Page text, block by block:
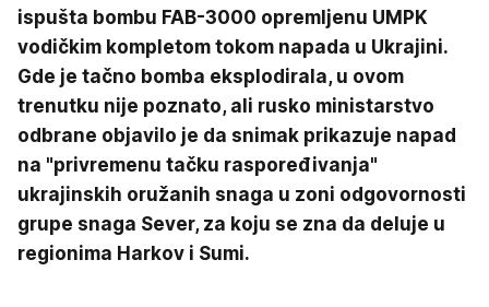
ispušta bombu FAB-3000 opremljenu UMPK
vodičkim kompletom tokom napada u Ukrajini.
Gde je tačno bomba eksplodirala, u ovom
trenutku nije poznato, ali rusko ministarstvo
odbrane objavilo je da snimak prikazuje napad
na "privremenu tačku raspoređivanja"
ukrajinskih oružanih snaga u zoni odgovornosti
grupe snaga Sever, za koju se zna da deluje u
regionima Harkov i Sumi.